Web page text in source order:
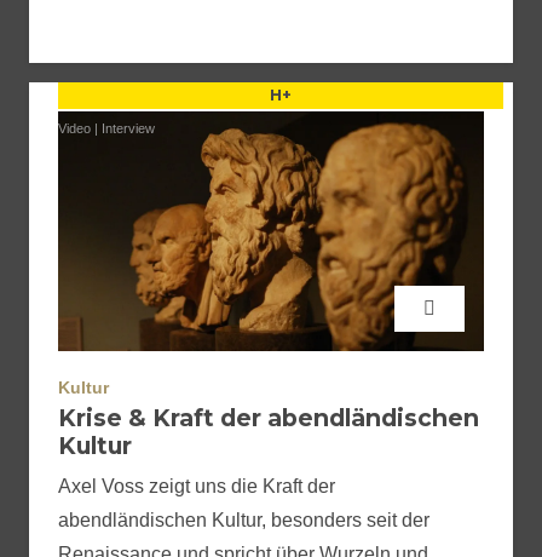
Kultur
Krise & Kraft der abendländischen
Kultur
Axel Voss zeigt uns die Kraft der
abendländischen Kultur, besonders seit der
H+
Video | Interview